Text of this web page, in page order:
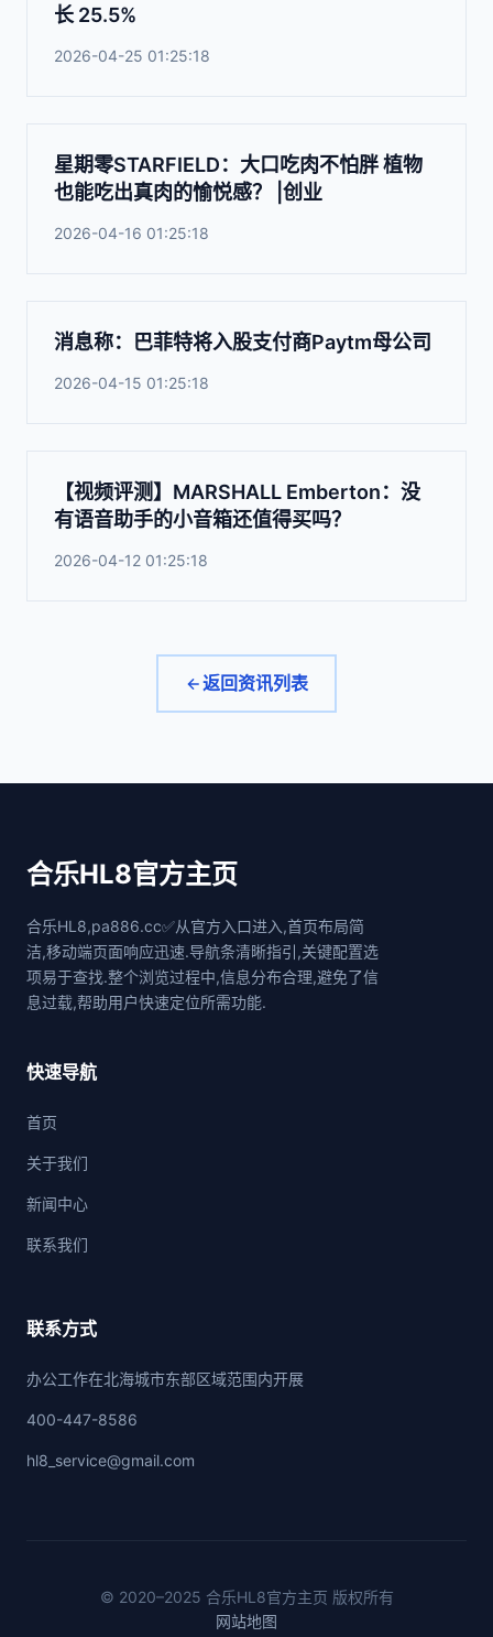
长 25.5%
2026-04-25 01:25:18
星期零STARFIELD：大口吃肉不怕胖 植物
也能吃出真肉的愉悦感？ |创业
2026-04-16 01:25:18
消息称：巴菲特将入股支付商Paytm母公司
2026-04-15 01:25:18
【视频评测】MARSHALL Emberton：没
有语音助手的小音箱还值得买吗？
2026-04-12 01:25:18
返回资讯列表
合乐HL8官方主页
合乐HL8,pa886.cc✅从官方入口进入,首页布局简
洁,移动端页面响应迅速.导航条清晰指引,关键配置选
项易于查找.整个浏览过程中,信息分布合理,避免了信
息过载,帮助用户快速定位所需功能.
快速导航
首页
关于我们
新闻中心
联系我们
联系方式
办公工作在北海城市东部区域范围内开展
400-447-8586
hl8_service@gmail.com
© 2020–2025 合乐HL8官方主页 版权所有
网站地图